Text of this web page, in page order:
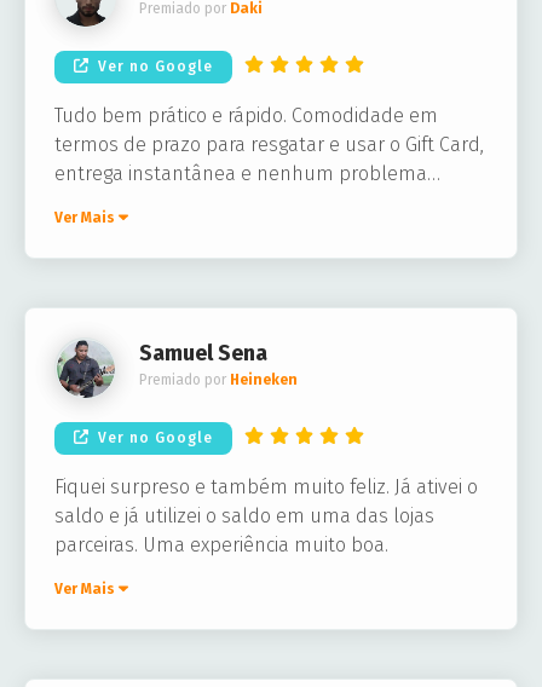
Premiado por Daki
Ver no Google
Tudo bem prático e rápido. Comodidade em
termos de prazo para resgatar e usar o Gift Card,
entrega instantânea e nenhum problema
Ver Mais
Samuel Sena
Premiado por Heineken
Ver no Google
Fiquei surpreso e também muito feliz. Já ativei o
saldo e já utilizei o saldo em uma das lojas
parceiras. Uma experiência muito boa.
Ver Mais